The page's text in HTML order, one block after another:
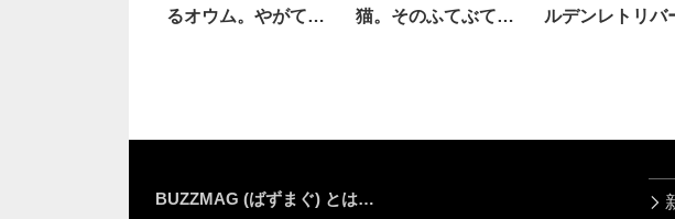
るオウム。やがて興
猫。そのふてぶてし
ルデンレトリバ
BUZZMAG (ばずまぐ) とは…